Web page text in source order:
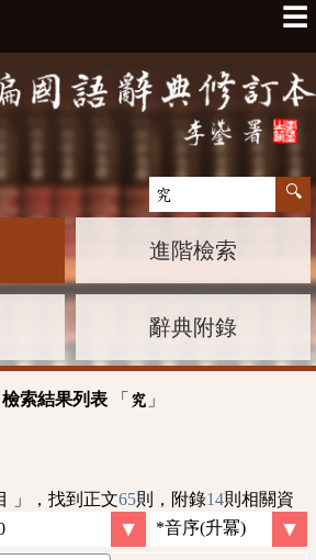
☰
進階檢索
辭典附錄
索結果列表 「 究 」
」，找到正文65則，附錄14則相關資